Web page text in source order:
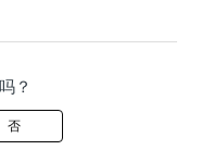
？
否